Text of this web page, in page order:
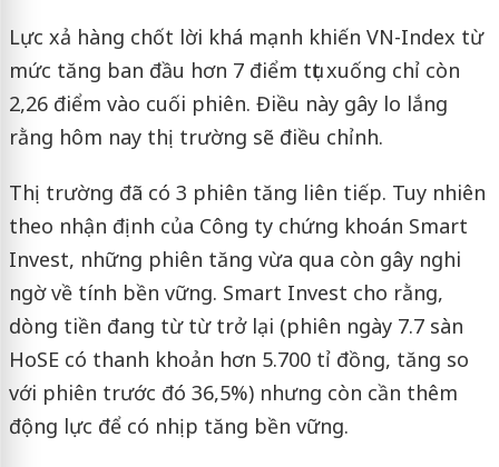
Lực xả hàng chốt lời khá mạnh khiến VN-Index từ
mức tăng ban đầu hơn 7 điểm tụt xuống chỉ còn
2,26 điểm vào cuối phiên. Điều này gây lo lắng
rằng hôm nay thị trường sẽ điều chỉnh.
Thị trường đã có 3 phiên tăng liên tiếp. Tuy nhiên
theo nhận định của Công ty chứng khoán Smart
Invest, những phiên tăng vừa qua còn gây nghi
ngờ về tính bền vững. Smart Invest cho rằng,
dòng tiền đang từ từ trở lại (phiên ngày 7.7 sàn
HoSE có thanh khoản hơn 5.700 tỉ đồng, tăng so
với phiên trước đó 36,5%) nhưng còn cần thêm
động lực để có nhịp tăng bền vững.